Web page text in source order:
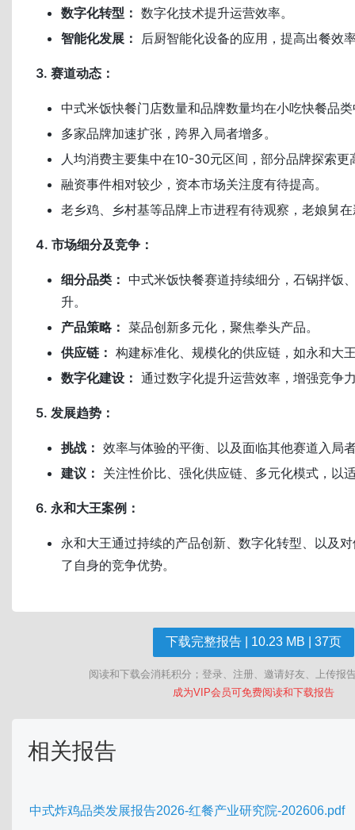
数字化转型： 数字化技术提升运营效率。
智能化发展：
后厨智能化设备的应用，提高出餐效
3. 赛道动态：
中式米饭快餐门店数量和品牌数量均在小吃快餐品
多家品牌加速扩张，跨界入局者增多。
人均消费主要集中在10-30元区间，部分品牌探索更
融资事件相对较少，资本市场关注度有待提高。
老乡鸡、乡村基等品牌上市进程有待观察，老娘舅
4. 市场细分及竞争：
细分品类： 中式米饭快餐赛道持续细分，石锅拌饭
升。
产品策略： 菜品创新多元化，聚焦拳头产品。
供应链： 构建标准化、规模化的供应链，如永和大
数字化建设： 通过数字化提升运营效率，增强竞争
5. 发展趋势：
挑战： 效率与体验的平衡、以及面临其他赛道入局
建议： 关注性价比、强化供应链、多元化模式，以
6. 永和大王案例：
永和大王通过持续的产品创新、数字化转型、以及
了自身的竞争优势。
下载完整报告 | 10.23 MB | 37页
阅读和下载会消耗积分；登录、注册、邀请好友、上传报
成为VIP会员可免费阅读和下载报告
相关报告
中式炸鸡品类发展报告2026-红餐产业研究院-202606.pdf